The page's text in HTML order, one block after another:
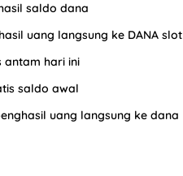
saldo dana
uang langsung ke DANA slot
antam hari ini
saldo awal
uang langsung ke dana